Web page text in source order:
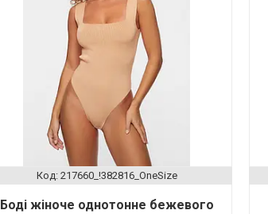
217660_!382816_OneSize
Боді жіноче однотонне бежевого